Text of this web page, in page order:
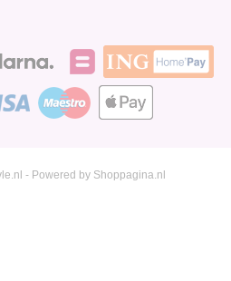
- Powered by Shoppagina.nl